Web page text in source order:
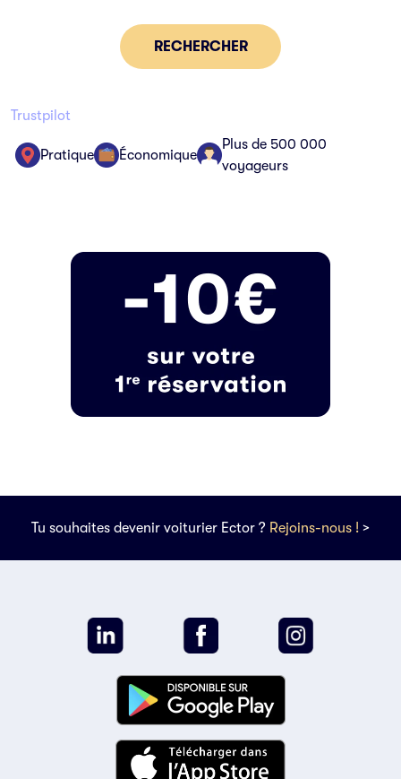
RECHERCHER
Trustpilot
Pratique Économique
Plus de 500 000
voyageurs
Tu souhaites devenir voiturier Ector ? Rejoins-nous ! >